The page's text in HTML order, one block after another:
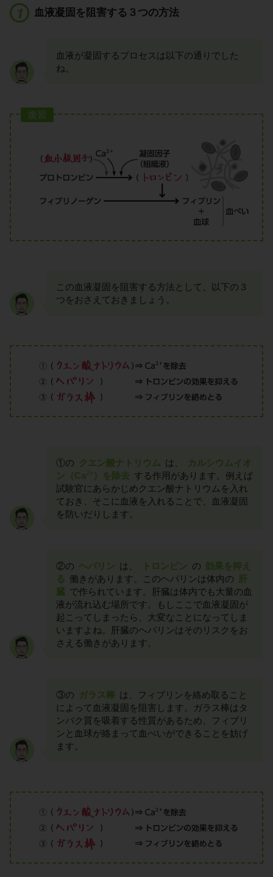
血液凝固を阻害する３つの方法
血液が凝固するプロセスは以下の通りでした
ね。
復習
この血液凝固を阻害する方法として、以下の３
つをおさえておきましょう。
①の クエン酸ナトリウム は、
カルシウムイオ
ン（Ca2+ ）を除去 する作用があります。例えば
試験官にあらかじめクエン酸ナトリウムを入れ
ておき、そこに血液を入れることで、血液凝固
を防いだりします。
②の ヘパリン は、 トロンビン の 効果を抑え
る 働きがあります。このヘパリンは体内の
肝
臓 で作られています。肝臓は体内でも大量の血
液が流れ込む場所です。もしここで血液凝固が
起こってしまったら、大変なことになってしま
いますよね。肝臓のヘパリンはそのリスクをお
さえる働きがあります。
③の ガラス棒 は、フィブリンを絡め取ること
によって血液凝固を阻害します。ガラス棒はタ
ンパク質を吸着する性質があるため、フィブリ
ンと血球が絡まって血ぺいができることを妨げ
ます。